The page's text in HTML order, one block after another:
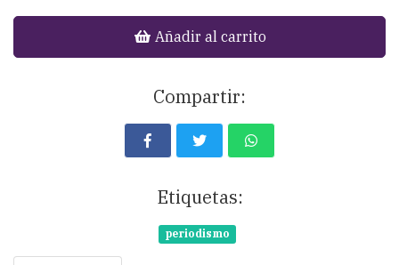
Añadir al carrito
Compartir:
Etiquetas:
periodismo